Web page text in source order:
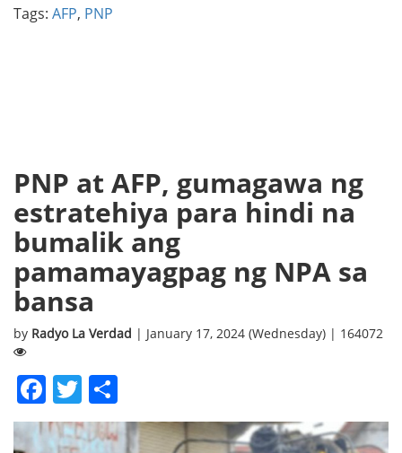
Tags: AFP, PNP
PNP at AFP, gumagawa ng
estratehiya para hindi na
bumalik ang
pamamayagpag ng NPA sa
bansa
by Radyo La Verdad | January 17, 2024 (Wednesday) | 164072
Facebook
Twitter